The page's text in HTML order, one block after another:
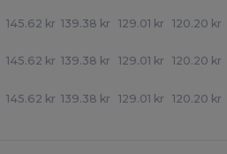
145.62 kr 139.38 kr 129.01 kr 120.20 kr
145.62 kr 139.38 kr 129.01 kr 120.20 kr
145.62 kr 139.38 kr 129.01 kr 120.20 kr